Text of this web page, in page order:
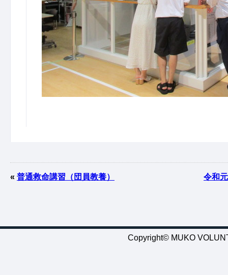
« 普通救命講習（団員教養） 令和
Copyright© MUKO